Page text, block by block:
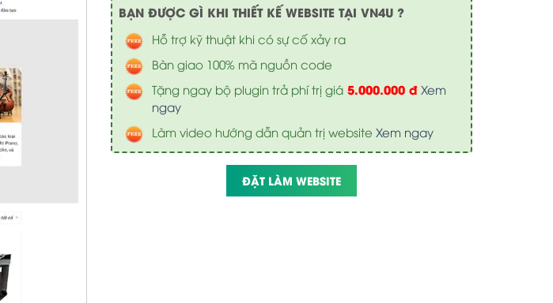
BẠN ĐƯỢC GÌ KHI THIẾT KẾ WEBSITE TẠI VN4U ?
Hỗ trợ kỹ thuật khi có sự cố xảy ra
Bàn giao 100% mã nguồn code
Tặng ngay bộ plugin trả phí trị giá5.000.000 đ Xem
ngay
Làm video hướng dẫn quản trị website Xem ngay
ĐẶT LÀM WEBSITE